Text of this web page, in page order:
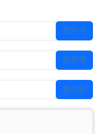
查生字
查單字
查百科